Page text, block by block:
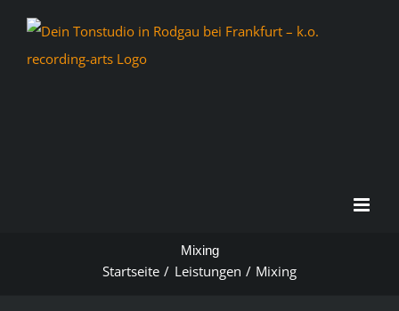
springen
Mixing
Startseite Leistungen Mixing